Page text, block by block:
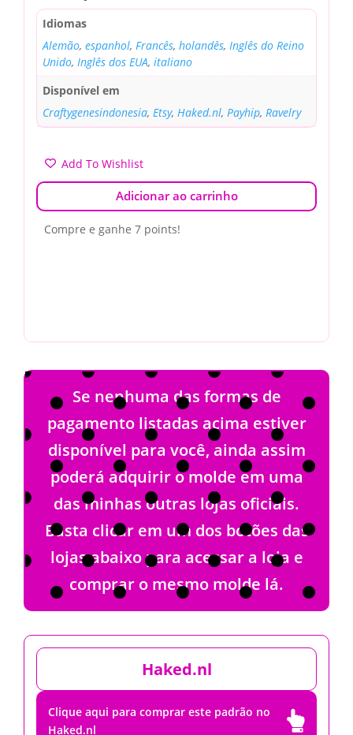
Idiomas
Alemão, espanhol, Francês, holandês, Inglês do Reino
Unido, Inglês dos EUA, italiano
Disponível em
Craftygenesindonesia, Etsy, Haked.nl, Payhip, Ravelry
Add To Wishlist
Adicionar ao carrinho
Compre e ganhe 7 points!
Se nenhuma das formas de
pagamento listadas acima estiver
disponível para você, ainda assim
poderá adquirir o molde em uma
das minhas outras lojas oficiais.
Basta clicar em um dos botões das
lojas abaixo para acessar a loja e
comprar o mesmo molde lá.
Haked.nl
Clique aqui para comprar este padrão no
Haked.nl
